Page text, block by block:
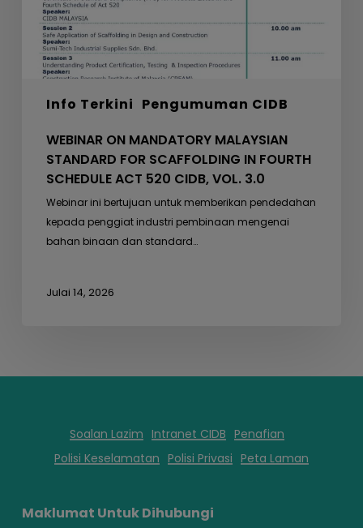
Info Terkini Pengumuman CIDB
FOURTH
SCHEDULE
ACT
CIDB,
WEBINAR ON MANDATORY MALAYSIAN
STANDARD FOR SCAFFOLDING IN FOURTH
SCHEDULE ACT 520 CIDB, VOL. 3.0
Webinar ini bertujuan untuk memberikan pendedahan
kepada penggiat industri pembinaan mengenai
bahan binaan dan standard…
Julai 14, 2026
Soalan Lazim Intranet CIDB Penafian
Polisi Keselamatan Polisi Privasi Peta Laman
Maklumat Untuk Dihubungi